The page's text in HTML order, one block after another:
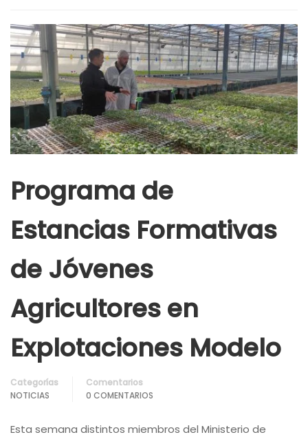
Programa de
Estancias Formativas
de Jóvenes
Agricultores en
Explotaciones Modelo
Categorías
NOTICIAS
Comentarios
0 COMENTARIOS
Esta semana distintos miembros del Ministerio de